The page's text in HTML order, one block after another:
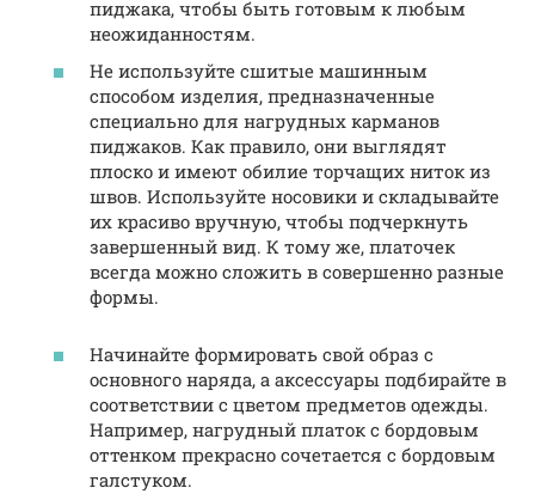
пиджака, чтобы быть готовым к любым
неожиданностям.
Не используйте сшитые машинным
способом изделия, предназначенные
специально для нагрудных карманов
пиджаков. Как правило, они выглядят
плоско и имеют обилие торчащих ниток из
швов. Используйте носовики и складывайте
их красиво вручную, чтобы подчеркнуть
завершенный вид. К тому же, платочек
всегда можно сложить в совершенно разные
формы.
Начинайте формировать свой образ с
основного наряда, а аксессуары подбирайте в
соответствии с цветом предметов одежды.
Например, нагрудный платок с бордовым
оттенком прекрасно сочетается с бордовым
галстуком.